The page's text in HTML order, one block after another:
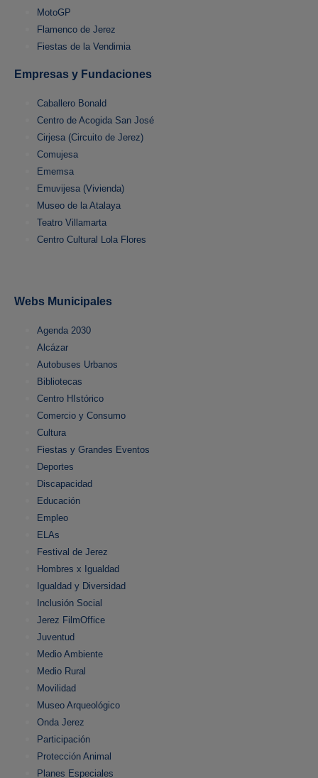
MotoGP
Flamenco de Jerez
Fiestas de la Vendimia
Empresas y Fundaciones
Caballero Bonald
Centro de Acogida San José
Cirjesa (Circuito de Jerez)
Comujesa
Ememsa
Emuvijesa (Vivienda)
Museo de la Atalaya
Teatro Villamarta
Centro Cultural Lola Flores
Webs Municipales
Agenda 2030
Alcázar
Autobuses Urbanos
Bibliotecas
Centro HIstórico
Comercio y Consumo
Cultura
Fiestas y Grandes Eventos
Deportes
Discapacidad
Educación
Empleo
ELAs
Festival de Jerez
Hombres x Igualdad
Igualdad y Diversidad
Inclusión Social
Jerez FilmOffice
Juventud
Medio Ambiente
Medio Rural
Movilidad
Museo Arqueológico
Onda Jerez
Participación
Protección Animal
Planes Especiales